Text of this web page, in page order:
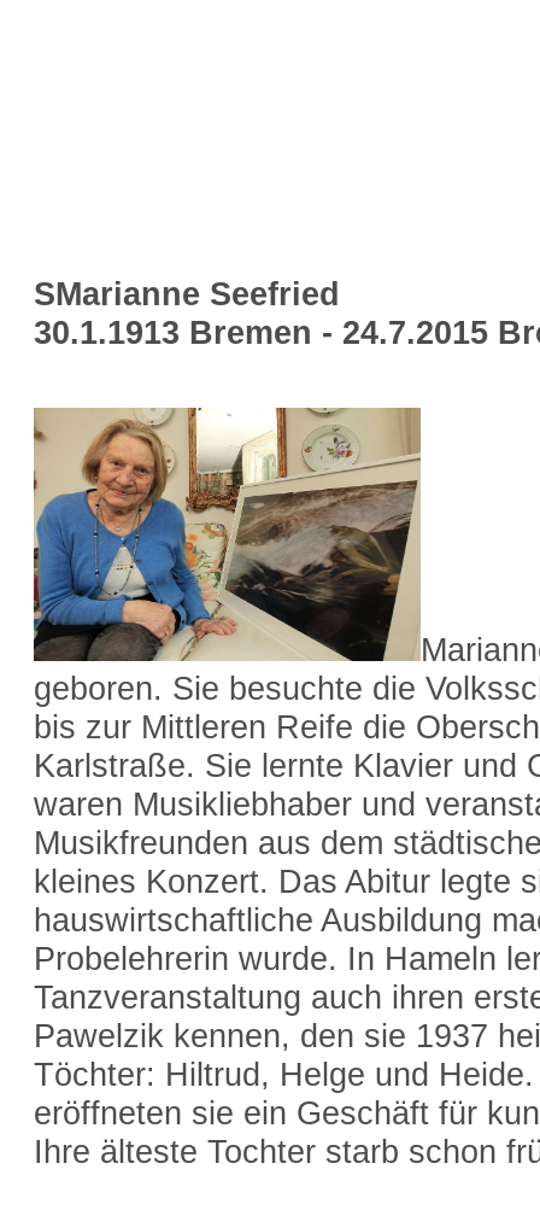
SMarianne Seefried
30.1.1913 Bremen - 24.7.2015
geboren. Sie besuchte die
bis zur Mittleren Reife die
Karlstraße. Sie lernte Klavier und
waren Musikliebhaber und
Musikfreunden aus dem
kleines Konzert. Das Abitur legte
hauswirtschaftliche Ausbildung
Probelehrerin wurde. In Hameln
Tanzveranstaltung auch ihren
Pawelzik kennen, den sie 1937
Töchter: Hiltrud, Helge und
eröffneten sie ein Geschäft für
Ihre älteste Tochter starb schon